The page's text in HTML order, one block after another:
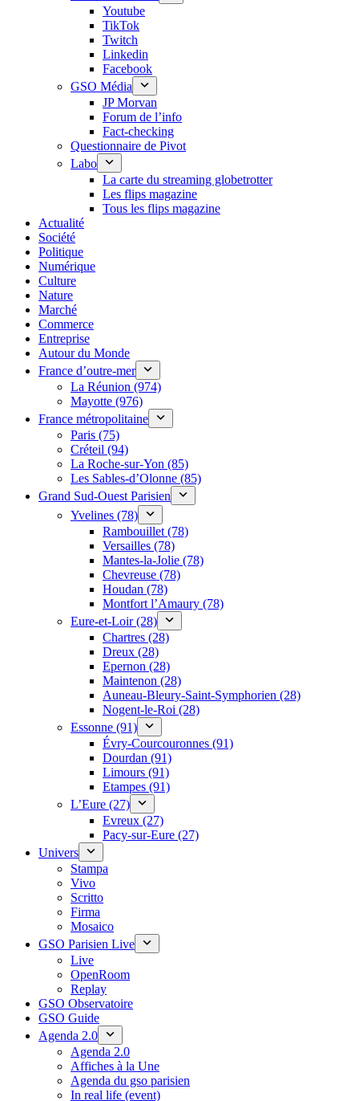
Youtube
TikTok
Twitch
Linkedin
Facebook
GSO Média
JP Morvan
Forum de l’info
Fact-checking
Questionnaire de Pivot
Labo
La carte du streaming globetrotter
Les flips magazine
Tous les flips magazine
Actualité
Société
Politique
Numérique
Culture
Nature
Marché
Commerce
Entreprise
Autour du Monde
France d’outre-mer
La Réunion (974)
Mayotte (976)
France métropolitaine
Paris (75)
Créteil (94)
La Roche-sur-Yon (85)
Les Sables-d’Olonne (85)
Grand Sud-Ouest Parisien
Yvelines (78)
Rambouillet (78)
Versailles (78)
Mantes-la-Jolie (78)
Chevreuse (78)
Houdan (78)
Montfort l’Amaury (78)
Eure-et-Loir (28)
Chartres (28)
Dreux (28)
Epernon (28)
Maintenon (28)
Auneau-Bleury-Saint-Symphorien (28)
Nogent-le-Roi (28)
Essonne (91)
Évry-Courcouronnes (91)
Dourdan (91)
Limours (91)
Etampes (91)
L’Eure (27)
Evreux (27)
Pacy-sur-Eure (27)
Univers
Stampa
Vivo
Scritto
Firma
Mosaico
GSO Parisien Live
Live
OpenRoom
Replay
GSO Observatoire
GSO Guide
Agenda 2.0
Agenda 2.0
Affiches à la Une
Agenda du gso parisien
In real life (event)